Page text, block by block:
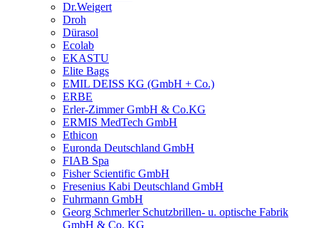
Dr.Weigert
Droh
Dürasol
Ecolab
EKASTU
Elite Bags
EMIL DEISS KG (GmbH + Co.)
ERBE
Erler-Zimmer GmbH & Co.KG
ERMIS MedTech GmbH
Ethicon
Euronda Deutschland GmbH
FIAB Spa
Fisher Scientific GmbH
Fresenius Kabi Deutschland GmbH
Fuhrmann GmbH
Georg Schmerler Schutzbrillen- u. optische Fabrik
GmbH & Co. KG